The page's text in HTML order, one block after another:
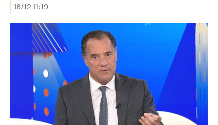
18/12 11:19